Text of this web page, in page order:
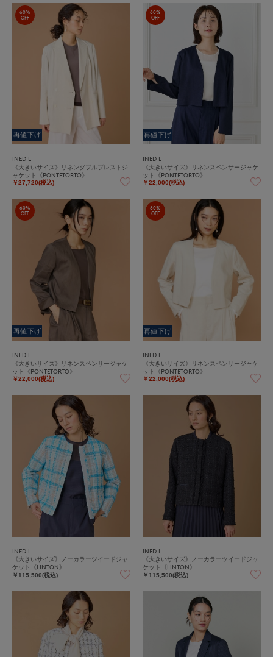
60%
OFF
再値下げ
INED L
《大きいサイズ》リネンダブルブレストジ
ャケット《PONTETORTO》
￥27,720(税込)
60%
OFF
再値下げ
INED L
《大きいサイズ》リネンスペンサージャケ
ット《PONTETORTO》
￥22,000(税込)
60%
OFF
再値下げ
INED L
《大きいサイズ》リネンスペンサージャケ
ット《PONTETORTO》
￥22,000(税込)
60%
OFF
再値下げ
INED L
《大きいサイズ》リネンスペンサージャケ
ット《PONTETORTO》
￥22,000(税込)
INED L
《大きいサイズ》ノーカラーツイードジャ
ケット《LINTON》
￥115,500(税込)
INED L
《大きいサイズ》ノーカラーツイードジャ
ケット《LINTON》
￥115,500(税込)